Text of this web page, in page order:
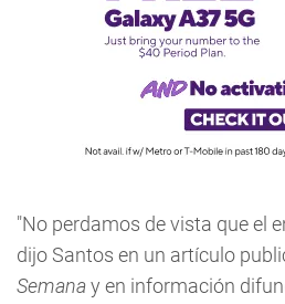
"No perdamos de vista que el
dijo Santos en un artículo
Semanay en información